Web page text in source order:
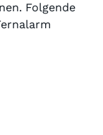
Folgende